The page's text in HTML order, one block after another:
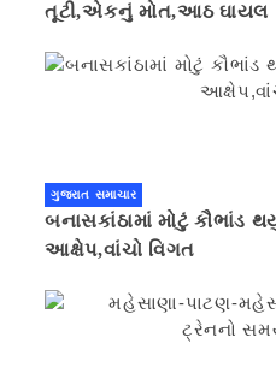
તૂટી,એકનું મોત,આઠ ઘાયલ
ગુજરાત સમાચાર
બનાસકાંઠામાં મોટું કૌભાંડ
આક્ષેપ,વાંચો વિગત